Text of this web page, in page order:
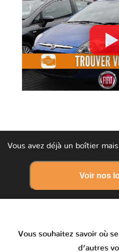
Vous avez déjà un boîtier
Voir nos
Vous souhaitez savoir où
d’autres